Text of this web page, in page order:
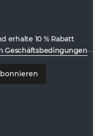
erhalte 10 % Rabatt
Geschäftsbedingungen